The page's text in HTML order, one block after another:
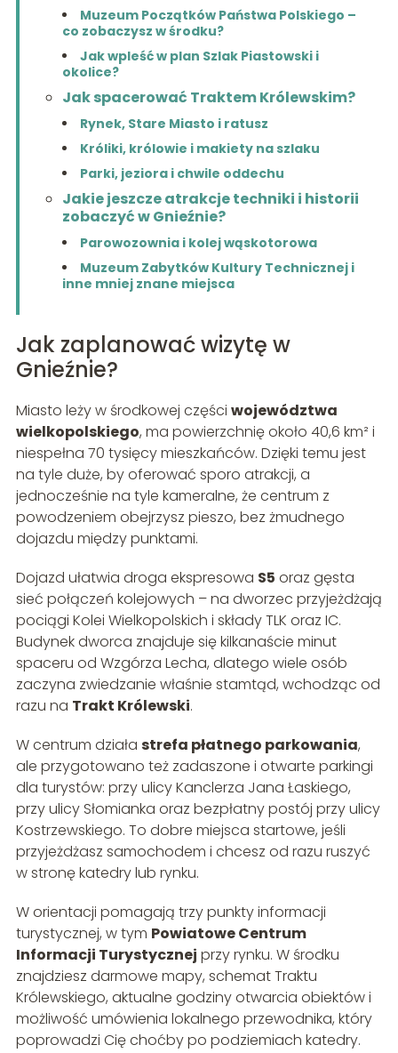
Muzeum Początków Państwa Polskiego –
co zobaczysz w środku?
Jak wpleść w plan Szlak Piastowski i
okolice?
Jak spacerować Traktem Królewskim?
Rynek, Stare Miasto i ratusz
Króliki, królowie i makiety na szlaku
Parki, jeziora i chwile oddechu
Jakie jeszcze atrakcje techniki i historii
zobaczyć w Gnieźnie?
Parowozownia i kolej wąskotorowa
Muzeum Zabytków Kultury Technicznej i
inne mniej znane miejsca
Jak zaplanować wizytę w
Gnieźnie?
Miasto leży w środkowej części województwa
wielkopolskiego, ma powierzchnię około 40,6 km² i
niespełna 70 tysięcy mieszkańców. Dzięki temu jest
na tyle duże, by oferować sporo atrakcji, a
jednocześnie na tyle kameralne, że centrum z
powodzeniem obejrzysz pieszo, bez żmudnego
dojazdu między punktami.
Dojazd ułatwia droga ekspresowa S5 oraz gęsta
sieć połączeń kolejowych – na dworzec przyjeżdżają
pociągi Kolei Wielkopolskich i składy TLK oraz IC.
Budynek dworca znajduje się kilkanaście minut
spaceru od Wzgórza Lecha, dlatego wiele osób
zaczyna zwiedzanie właśnie stamtąd, wchodząc od
razu na Trakt Królewski.
W centrum działa strefa płatnego parkowania,
ale przygotowano też zadaszone i otwarte parkingi
dla turystów: przy ulicy Kanclerza Jana Łaskiego,
przy ulicy Słomianka oraz bezpłatny postój przy ulicy
Kostrzewskiego. To dobre miejsca startowe, jeśli
przyjeżdżasz samochodem i chcesz od razu ruszyć
w stronę katedry lub rynku.
W orientacji pomagają trzy punkty informacji
turystycznej, w tym Powiatowe Centrum
Informacji Turystycznej przy rynku. W środku
znajdziesz darmowe mapy, schemat Traktu
Królewskiego, aktualne godziny otwarcia obiektów i
możliwość umówienia lokalnego przewodnika, który
poprowadzi Cię choćby po podziemiach katedry.